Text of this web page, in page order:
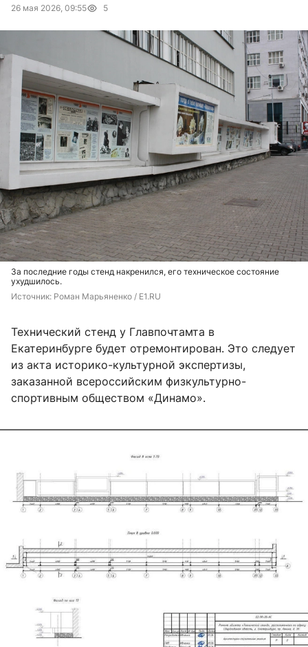
26 мая 2026, 09:55 5
За последние годы стенд накренился, его техническое состояние
ухудшилось.
Источник: Роман Марьяненко / E1.RU
Технический стенд у Главпочтамта в
Екатеринбурге будет отремонтирован. Это следует
из акта историко-культурной экспертизы,
заказанной всероссийским физкультурно-
спортивным обществом «Динамо».